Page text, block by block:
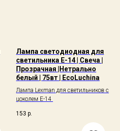
Лампа светодиодная для
светильника E-14 | Свеча |
Прозрачная |Нетрально
белый | 75вт | EcoLuchina
Лампа Lexman для светильников с
цоколем Е-14
153 р.